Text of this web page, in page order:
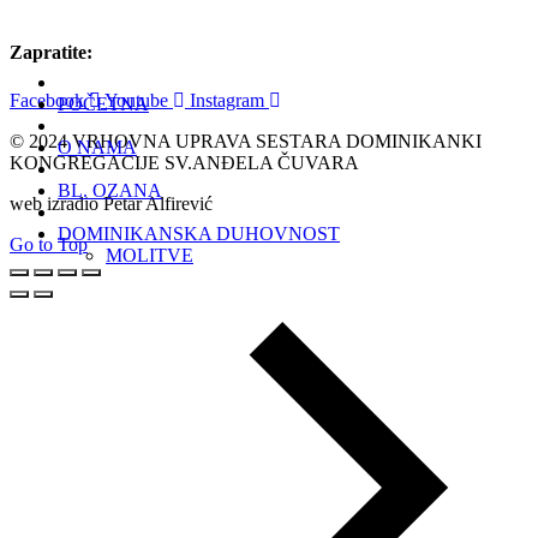
POČETNA
O NAMA
BL. OZANA
DOMINIKANSKA DUHOVNOST
MOLITVE
Zapratite:
Facebook Youtube
Instagram
© 2024 VRHOVNA UPRAVA SESTARA DOMINIKANKI
KONGREGACIJE SV.ANĐELA ČUVARA
web izradio Petar Alfirević
Go to Top